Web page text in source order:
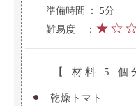
準備時間 ： 5分
難易度
：
【 材料 5 個
• 乾燥トマト